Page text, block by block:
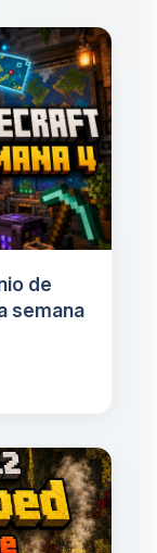
de
semana